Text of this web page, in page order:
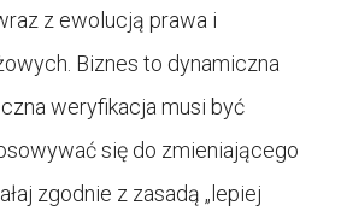
z ewolucją prawa i
Biznes to dynamiczna
weryfikacja musi być
się do zmieniającego
zgodnie z zasadą „lepiej